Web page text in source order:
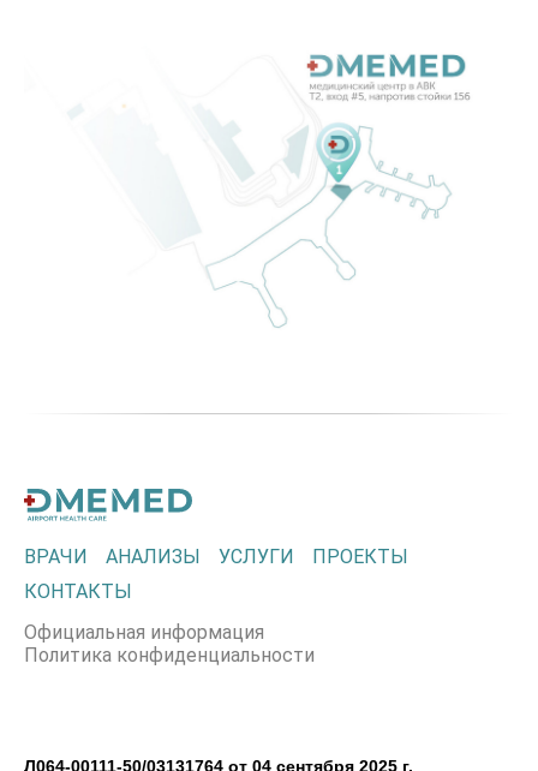
ВРАЧИ АНАЛИЗЫ УСЛУГИ
ПРОЕКТЫ
КОНТАКТЫ
Официальная информация
Политика конфиденциальности
Л064-00111-50/03131764 от 04 сентября 2025 г.